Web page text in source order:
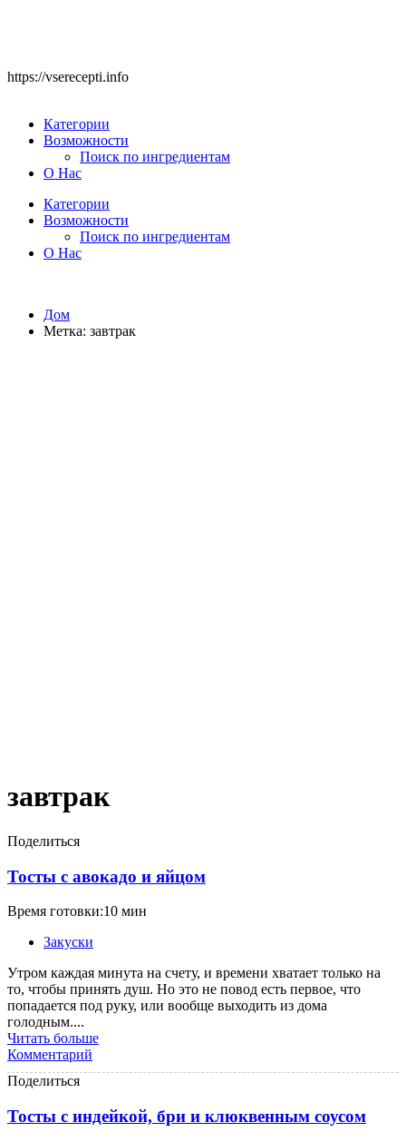
https://vserecepti.info
Категории
Возможности
Поиск по ингредиентам
О Нас
Категории
Возможности
Поиск по ингредиентам
О Нас
Дом
Метка: завтрак
завтрак
Поделиться
Тосты с авокадо и яйцом
Время готовки:10 мин
Закуски
Утром каждая минута на счету, и времени хватает только на
то, чтобы принять душ. Но это не повод есть первое, что
попадается под руку, или вообще выходить из дома
голодным....
Читать больше
Комментарий
Поделиться
Тосты с индейкой, бри и клюквенным соусом